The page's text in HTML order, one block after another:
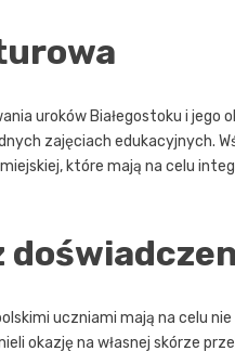
uroków Białegostoku i jego
zajęciach edukacyjnych.
które mają na celu
uczniami mają na celu
okazję na własnej skórze